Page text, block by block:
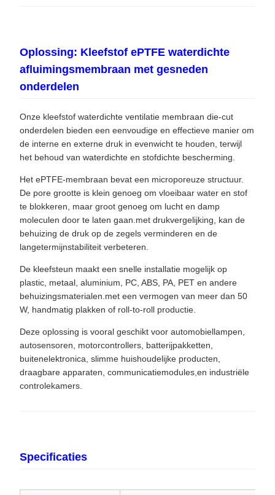
Oplossing: Kleefstof ePTFE waterdichte
afluimingsmembraan met gesneden
onderdelen
Onze kleefstof waterdichte ventilatie membraan die-cut
onderdelen bieden een eenvoudige en effectieve manier om
de interne en externe druk in evenwicht te houden, terwijl
het behoud van waterdichte en stofdichte bescherming.
Het ePTFE-membraan bevat een microporeuze structuur.
De pore grootte is klein genoeg om vloeibaar water en stof
te blokkeren, maar groot genoeg om lucht en damp
moleculen door te laten gaan.met drukvergelijking, kan de
behuizing de druk op de zegels verminderen en de
langetermijnstabiliteit verbeteren.
De kleefsteun maakt een snelle installatie mogelijk op
plastic, metaal, aluminium, PC, ABS, PA, PET en andere
behuizingsmaterialen.met een vermogen van meer dan 50
W, handmatig plakken of roll-to-roll productie.
Deze oplossing is vooral geschikt voor automobiellampen,
autosensoren, motorcontrollers, batterijpakketten,
buitenelektronica, slimme huishoudelijke producten,
draagbare apparaten, communicatiemodules,en industriële
controlekamers.
Specificaties